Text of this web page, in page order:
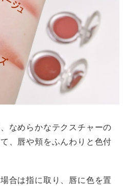
なめらかなテクスチャーの
、唇や頬をふんわりと色付
合は指に取り、唇に色を置